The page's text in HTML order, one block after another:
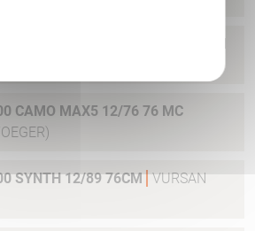
CAMO MAX5 12/76 76 MC
SYNTH 12/89 76CM VURSAN